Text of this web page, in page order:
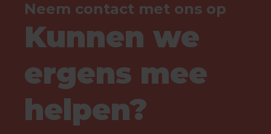
Neem contact met ons op
Kunnen we
ergens mee
helpen?